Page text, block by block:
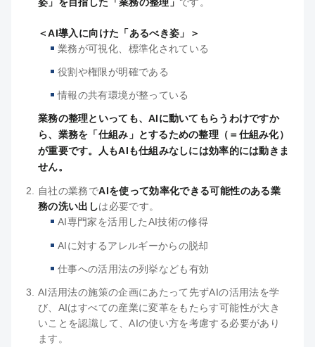
＜AI導入に向けた「あるべき姿」＞
業務が可視化、標準化されている
役割や権限が明確である
情報の共有環境が整っている
業務の整理といっても、AIに動いてもらうわけですか
ら、業務を「仕組み」とするための整理（＝仕組み化）
が重要です。人もAIも仕組みなしには効率的には動きま
せん。
自社の業務でAIを使って効率化できる可能性のある業
務の洗い出しは必要です。
AI専門家を活用したAI技術の修得
AIに対するアレルギーからの脱却
仕事への活用法の列挙なども有効
AI活用法の施策の企画にあたって先ずAIの活用法を学
び、AIはすべての産業に変革をもたらす可能性が大き
いことを認識して、AIの使い方を考慮する必要があり
ます。